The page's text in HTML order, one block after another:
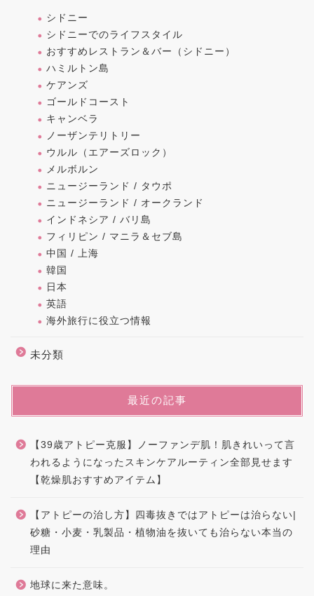
シドニー
シドニーでのライフスタイル
おすすめレストラン＆バー（シドニー）
ハミルトン島
ケアンズ
ゴールドコースト
キャンベラ
ノーザンテリトリー
ウルル（エアーズロック）
メルボルン
ニュージーランド / タウポ
ニュージーランド / オークランド
インドネシア / バリ島
フィリピン / マニラ＆セブ島
中国 / 上海
韓国
日本
英語
海外旅行に役立つ情報
未分類
最近の記事
【39歳アトピー克服】ノーファンデ肌！肌きれいって言
われるようになったスキンケアルーティン全部見せます
【乾燥肌おすすめアイテム】
【アトピーの治し方】四毒抜きではアトピーは治らない|
砂糖・小麦・乳製品・植物油を抜いても治らない本当の
理由
地球に来た意味。